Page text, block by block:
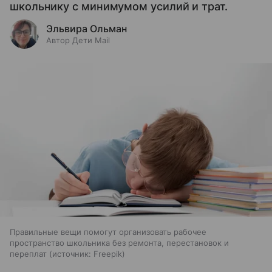
школьнику с минимумом усилий и трат.
Эльвира Ольман
Автор Дети Mail
Правильные вещи помогут организовать рабочее
пространство школьника без ремонта, перестановок и
переплат
источник: Freepik